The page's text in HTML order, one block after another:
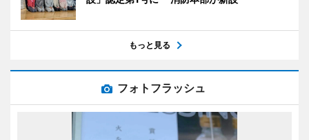
もっと見る
フォトフラッシュ